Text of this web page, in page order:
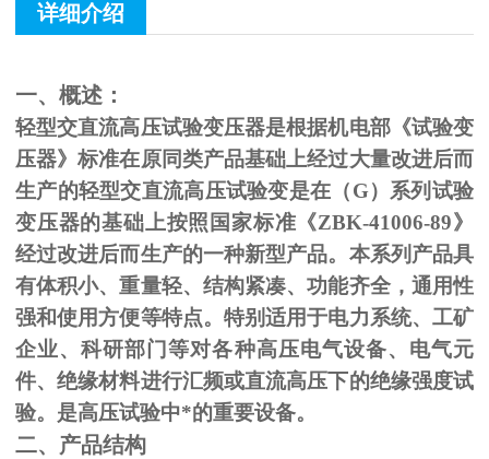
详细介绍
一、概述：
轻型交直流高压试验变压器是根据机电部《试验变
压器》标准在原同类产品基础上经过大量改进后而
生产的轻型交直流高压试验变是在（G）系列试验
变压器的基础上按照国家标准《ZBK-41006-89》
经过改进后而生产的一种新型产品。本系列产品具
有体积小、重量轻、结构紧凑、功能齐全，通用性
强和使用方便等特点。特别适用于电力系统、工矿
企业、科研部门等对各种高压电气设备、电气元
件、绝缘材料进行汇频或直流高压下的绝缘强度试
验。是高压试验中*的重要设备。
二、产品结构